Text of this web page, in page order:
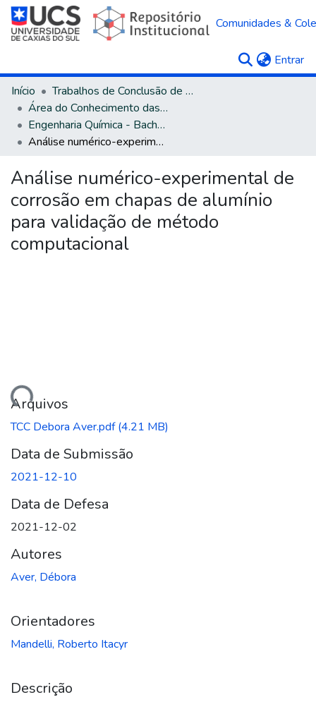
Comunidades &
Entrar
Início
Trabalhos de Conclusão de Curso
Área do Conhecimento das Engenharias
Engenharia Química - Bacharelado
Análise numérico-experimental de corrosão em chapas de alumínio para validação de método computacional
Análise numérico-experimental de
corrosão em chapas de alumínio
para validação de método
computacional
Arquivos
TCC Debora Aver.pdf(4.21 MB)
Data de Submissão
2021-12-10
Data de Defesa
2021-12-02
Autores
Aver, Débora
Orientadores
Mandelli, Roberto Itacyr
Descrição